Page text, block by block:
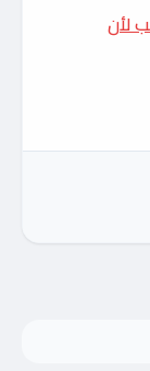
لأن